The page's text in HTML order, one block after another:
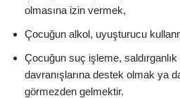
olmasına izin vermek,
Çocuğun alkol, uyuşturucu
Çocuğun suç işleme,
davranışlarına destek olmak ya
görmezden gelmektir.